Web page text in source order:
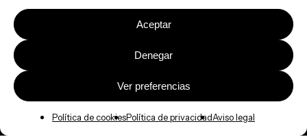
Aceptar
Denegar
Ver preferencias
Política de cookiesPolítica de privacidadAviso legal